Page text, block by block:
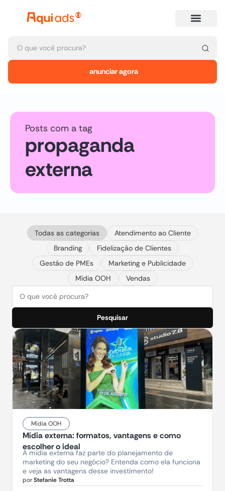
anunciar agora
Posts com a tag
propaganda
externa
Todas as categorias
Atendimento ao Cliente
Branding
Fidelização de Clientes
Gestão de PMEs
Marketing e Publicidade
Mídia OOH
Vendas
Pesquisar
Mídia OOH
Mídia externa: formatos, vantagens e como
escolher o ideal
A mídia externa faz parte do planejamento de
marketing do seu negócio? Entenda como ela funciona
e veja as vantagens desse investimento!
porStefanie Trotta